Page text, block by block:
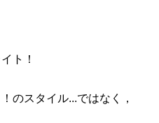
ト！
のスタイル...ではなく，